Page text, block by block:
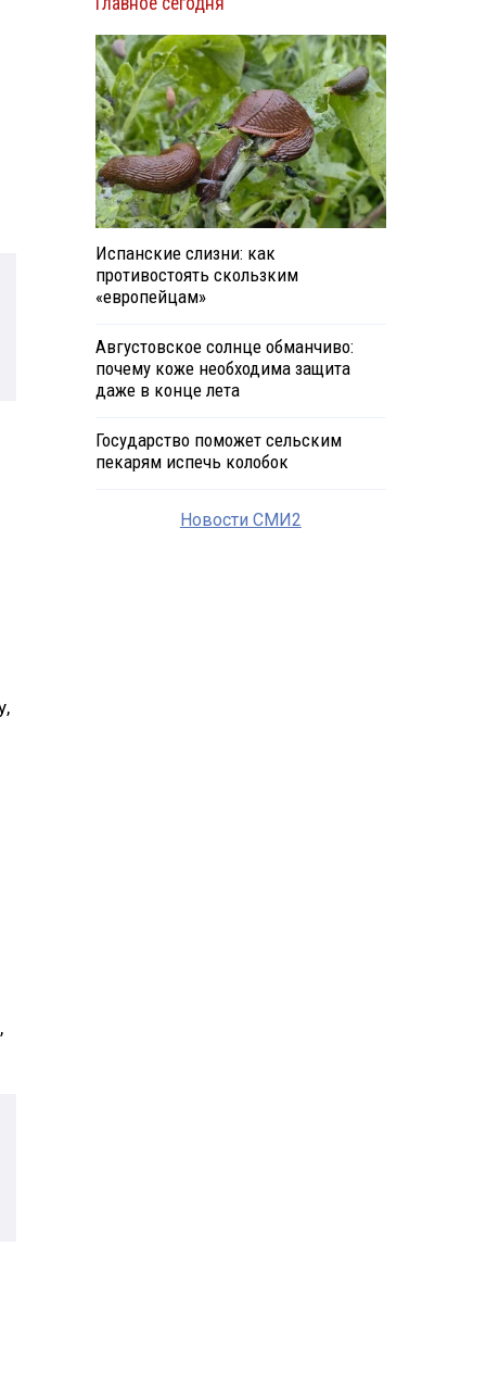
Испанские слизни: как
противостоять скользким
«европейцам»
Августовское солнце обманчиво:
почему коже необходима защита
даже в конце лета
Государство поможет сельским
пекарям испечь колобок
Новости СМИ2